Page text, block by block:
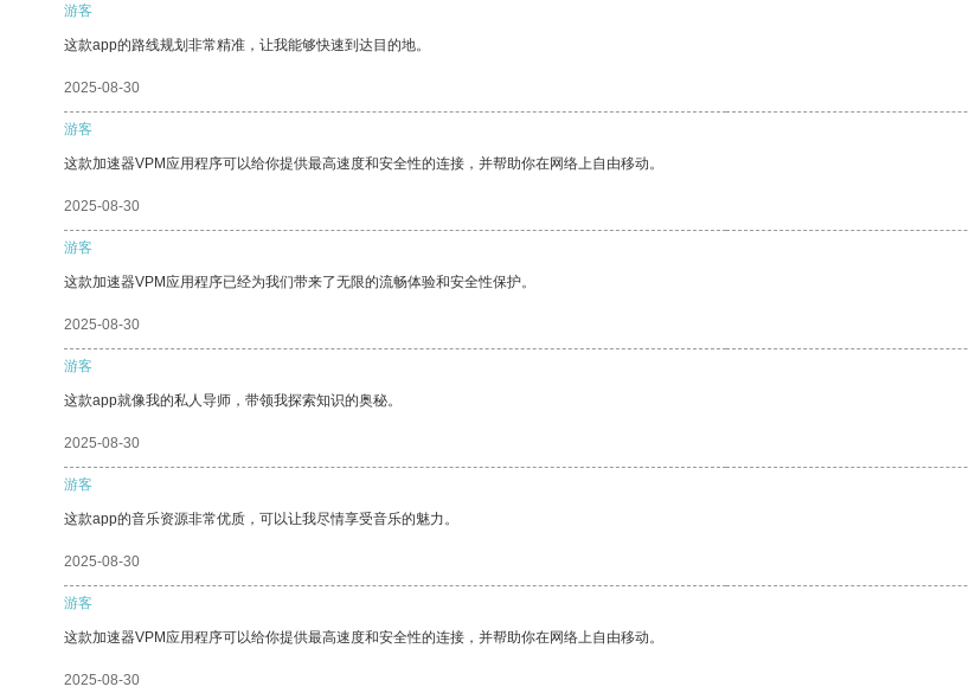
游客
这款app的路线规划非常精准，让我能够快速到达目的地。
2025-08-30
游客
这款加速器VPM应用程序可以给你提供最高速度和安全性的连接，并帮助你在网络上自由移动。
2025-08-30
游客
这款加速器VPM应用程序已经为我们带来了无限的流畅体验和安全性保护。
2025-08-30
游客
这款app就像我的私人导师，带领我探索知识的奥秘。
2025-08-30
游客
这款app的音乐资源非常优质，可以让我尽情享受音乐的魅力。
2025-08-30
游客
这款加速器VPM应用程序可以给你提供最高速度和安全性的连接，并帮助你在网络上自由移动。
2025-08-30